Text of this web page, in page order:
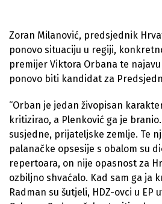
Zoran Milanović, predsjednik
ponovo situaciju u regiji,
premijer Viktora Orbana te najavu
ponovo biti kandidat za
“Orban je jedan živopisan
kritizirao, a Plenković ga je
susjedne, prijateljske zemlje. Te
palanačke opsesije s obalom su
repertoara, on nije opasnost za
ozbiljno shvaćalo. Kad sam ga ja
Radman su šutjeli, HDZ-ovci u EP